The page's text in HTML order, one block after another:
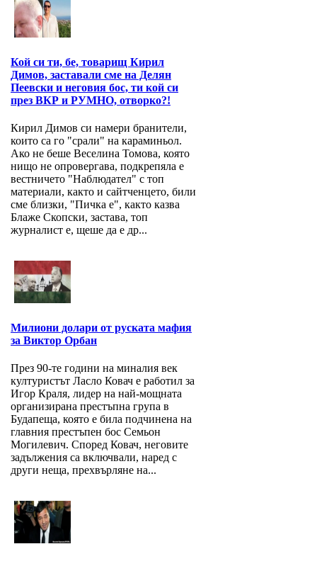
Кой си ти, бе, товарищ Кирил
Димов, заставали сме на Делян
Пеевски и неговия бос, ти кой си
през ВКР и РУМНО, отворко?!
Кирил Димов си намери бранители,
които са го "срали" на караминьол.
Ако не беше Веселина Томова, която
нищо не опровергава, подкрепяла е
вестничето "Наблюдател" с топ
материали, както и сайтченцето, били
сме близки, "Пичка е", както казва
Блаже Скопски, застава, топ
журналист е, щеше да е др...
Милиони долари от руската мафия
за Виктор Орбан
През 90-те години на миналия век
културистът Ласло Ковач е работил за
Игор Краля, лидер на най-мощната
организирана престъпна група в
Будапеща, която е била подчинена на
главния престъпен бос Семьон
Могилевич. Според Ковач, неговите
задължения са включвали, наред с
други неща, прехвърляне на...